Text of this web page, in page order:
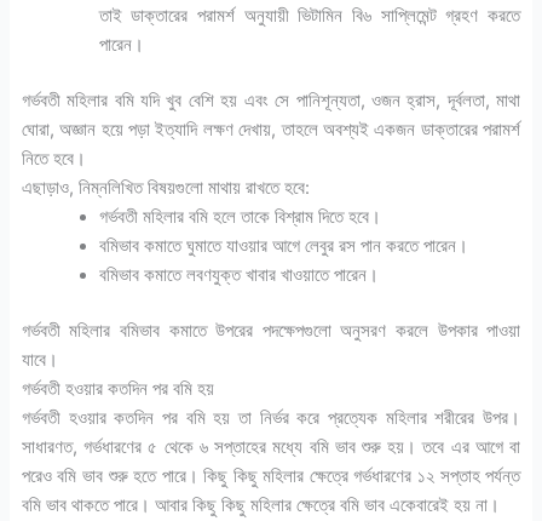
তাই ডাক্তারের পরামর্শ অনুযায়ী ভিটামিন বি৬ সাপ্লিমেন্ট গ্রহণ করতে
পারেন।
গর্ভবতী মহিলার বমি যদি খুব বেশি হয় এবং সে পানিশূন্যতা, ওজন হ্রাস, দূর্বলতা, মাথা
ঘোরা, অজ্ঞান হয়ে পড়া ইত্যাদি লক্ষণ দেখায়, তাহলে অবশ্যই একজন ডাক্তারের পরামর্শ
নিতে হবে।
এছাড়াও, নিম্নলিখিত বিষয়গুলো মাথায় রাখতে হবে:
গর্ভবতী মহিলার বমি হলে তাকে বিশ্রাম দিতে হবে।
বমিভাব কমাতে ঘুমাতে যাওয়ার আগে লেবুর রস পান করতে পারেন।
বমিভাব কমাতে লবণযুক্ত খাবার খাওয়াতে পারেন।
গর্ভবতী মহিলার বমিভাব কমাতে উপরের পদক্ষেপগুলো অনুসরণ করলে উপকার পাওয়া
যাবে।
গর্ভবতী হওয়ার কতদিন পর বমি হয়
গর্ভবতী হওয়ার কতদিন পর বমি হয় তা নির্ভর করে প্রত্যেক মহিলার শরীরের উপর।
সাধারণত, গর্ভধারণের ৫ থেকে ৬ সপ্তাহের মধ্যে বমি ভাব শুরু হয়। তবে এর আগে বা
পরেও বমি ভাব শুরু হতে পারে। কিছু কিছু মহিলার ক্ষেত্রে গর্ভধারণের ১২ সপ্তাহ পর্যন্ত
বমি ভাব থাকতে পারে। আবার কিছু কিছু মহিলার ক্ষেত্রে বমি ভাব একেবারেই হয় না।